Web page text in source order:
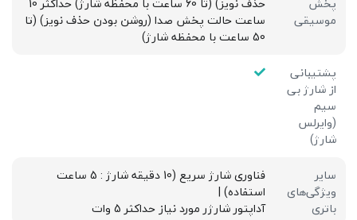
موسیقی
ساعت حالت پخش صدا (روشن بودن حذف نویز) (تا
50 ساعت با محفظه شارژ)
پشتیبانی
از شارژ بی
سیم
(وایرلس
شارژ)
سایر
ویژگی‌های
باتری
فناوری شارژ سریع (10 دقیقه شارژ : 5 ساعت
استفاده) |
آداپتور شارژر مورد نیاز حداکثر 5 وات